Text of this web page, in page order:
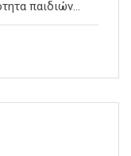
παιδιών…